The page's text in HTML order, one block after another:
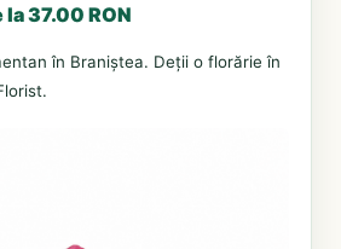
la 37.00 RON
în Braniștea. Deții o florărie în